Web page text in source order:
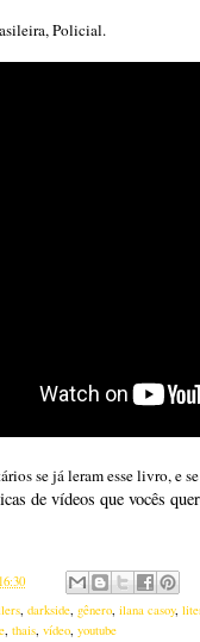
Policial.
se já leram esse livro, e
de vídeos que vocês
16:30
, darkside, gênero, ilana casoy,
, thais, vídeo, youtube